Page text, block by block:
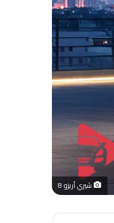
شيري أريزو 8